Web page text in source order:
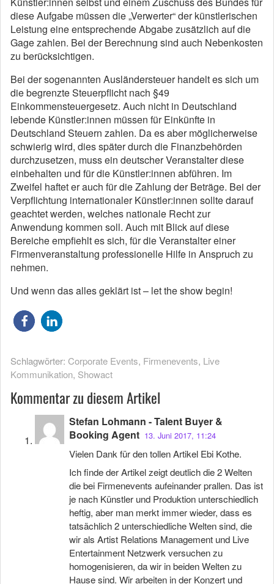
diese Aufgabe müssen die „Verwerter“ der künstlerischen
Leistung eine entsprechende Abgabe zusätzlich auf die
Gage zahlen. Bei der Berechnung sind auch Nebenkosten
zu berücksichtigen.
Bei der sogenannten Ausländersteuer handelt es sich um
die begrenzte Steuerpflicht nach §49
Einkommensteuergesetz. Auch nicht in Deutschland
lebende Künstler:innen müssen für Einkünfte in
Deutschland Steuern zahlen. Da es aber möglicherweise
schwierig wird, dies später durch die Finanzbehörden
durchzusetzen, muss ein deutscher Veranstalter diese
einbehalten und für die Künstler:innen abführen. Im
Zweifel haftet er auch für die Zahlung der Beträge. Bei der
Verpflichtung internationaler Künstler:innen sollte darauf
geachtet werden, welches nationale Recht zur
Anwendung kommen soll. Auch mit Blick auf diese
Bereiche empfiehlt es sich, für die Veranstalter einer
Firmenveranstaltung professionelle Hilfe in Anspruch zu
nehmen.
Und wenn das alles geklärt ist – let the show begin!
Schlagwörter: Corporate Events, Firmenevents, Live
Kommunikation, Showact
Kommentar zu diesem Artikel
Stefan Lohmann - Talent Buyer &
Booking Agent 13. Juni 2017, 11:24
Vielen Dank für den tollen Artikel Ebi Kothe.
Ich finde der Artikel zeigt deutlich die 2 Welten
die bei Firmenevents aufeinander prallen. Das ist
je nach Künstler und Produktion unterschiedlich
heftig, aber man merkt immer wieder, dass es
tatsächlich 2 unterschiedliche Welten sind, die
wir als Artist Relations Management und Live
Entertainment Netzwerk versuchen zu
homogenisieren, da wir in beiden Welten zu
Hause sind. Wir arbeiten in der Konzert und